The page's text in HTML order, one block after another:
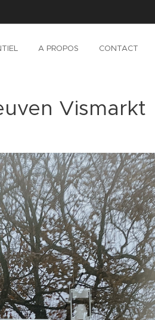
A PROPOS CONTACT
Vismarkt